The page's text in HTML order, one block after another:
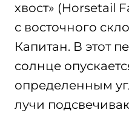
хвост» (Horsetail
с восточного
Капитан. В этот
солнце
определенным
лучи